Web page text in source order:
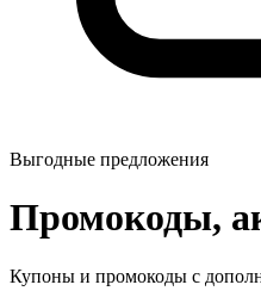
Выгодные предложения
Промокоды,
Купоны и промокоды с